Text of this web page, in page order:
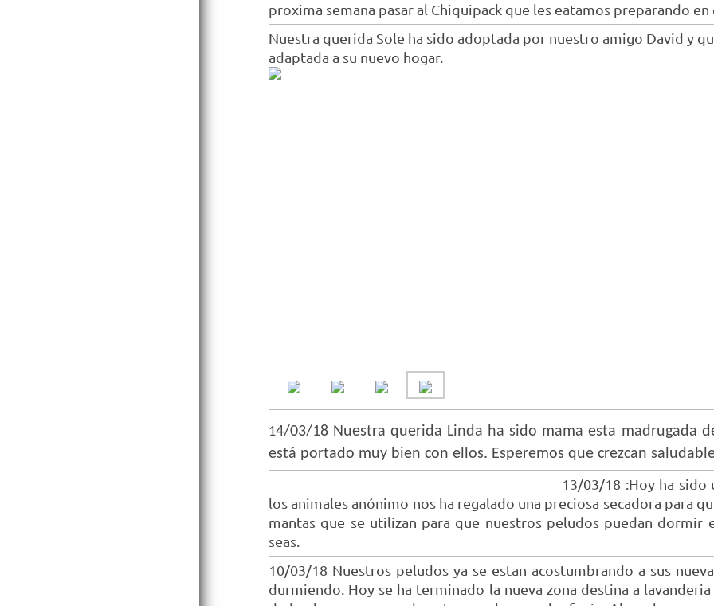
proxima semana pasar al Chiquipack que les eatamos preparando
Nuestra querida Sole ha sido adoptada por nuestro amigo David y
adaptada a su nuevo hogar.
14/03/18 Nuestra querida Linda ha sido mama esta madrugada
está portado muy bien con ellos. Esperemos que crezcan
13/03/18 :Hoy ha sido
los animales anónimo nos ha regalado una preciosa secadora para
mantas que se utilizan para que nuestros peludos puedan dormir
seas.
10/03/18 Nuestros peludos ya se estan acostumbrando a sus
durmiendo. Hoy se ha terminado la nueva zona destina a